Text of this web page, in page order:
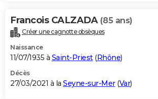
Francois CALZADA (85 ans)
Créer une cagnotte obsèques
Naissance
11/07/1935 à Saint-Priest(Rhône)
Décès
27/03/2021 à la Seyne-sur-Mer(Var)